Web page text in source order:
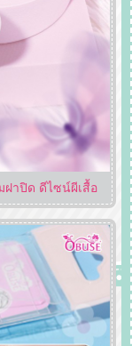
ฝาปิด ดีไซน์ผีเสื้อ